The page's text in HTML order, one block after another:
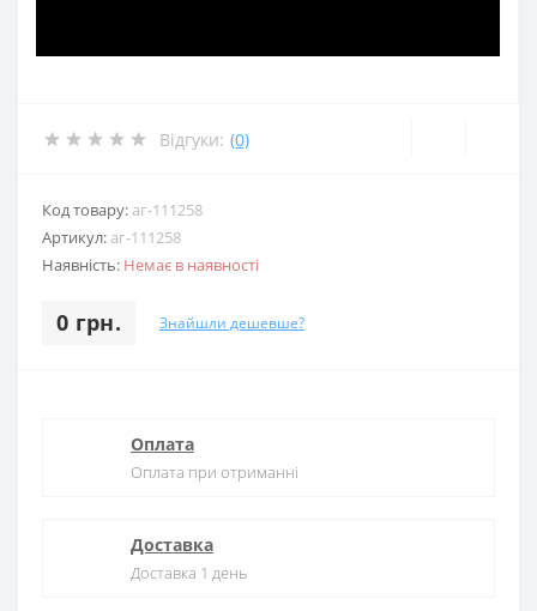
Відгуки: (0)
Код товару: аг-111258
Артикул: аг-111258
Наявність: Немає в наявності
0 грн. Знайшли дешевше?
Оплата
Оплата при отриманні
Доставка
Доставка 1 день